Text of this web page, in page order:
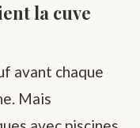
la cuve
avant chaque
Mais